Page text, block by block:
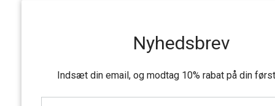
Nyhedsbrev
Indsæt din email, og modtag 10% rabat på din